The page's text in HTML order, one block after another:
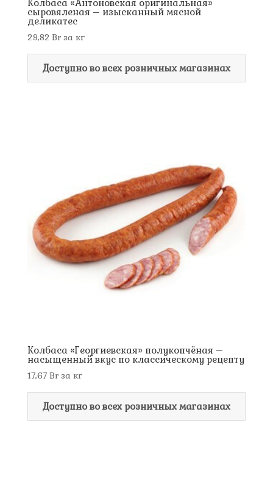
Колбаса «Антоновская оригинальная»
сыровяленая – изысканный мясной
деликатес
29,82 Brза кг
Доступно во всех розничных магазинах
Колбаса «Георгиевская» полукопчёная –
насыщенный вкус по классическому рецепту
17,67 Brза кг
Доступно во всех розничных магазинах